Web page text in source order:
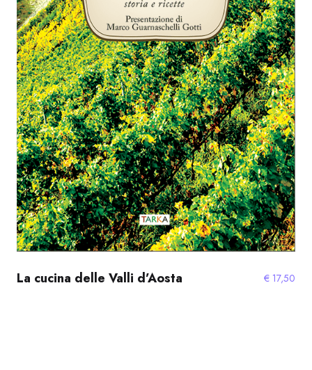
La cucina delle Valli d’Aosta € 17,50